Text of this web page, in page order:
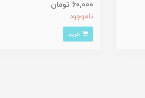
60,000 تومان
ناموجود